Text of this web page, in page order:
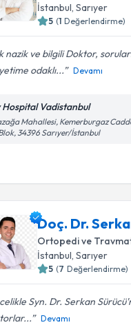
İstanbul , Sarıyer
5 (1 Değerlendirme)
nazik ve bilgili Doktor,
odaklı...
Devamı
Hospital Vadistanbul
Mahallesi, Kemerburgaz
34396 Sarıyer/İstanbul
Doç. Dr.
Ortopedi ve
İstanbul, Sarıyer
5 (7 Değerlendirme)
Syn. Dr. Serkan
Devamı